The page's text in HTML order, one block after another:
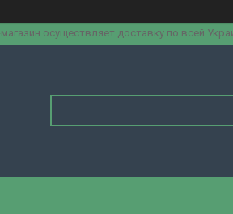
осуществляет доставку по всей